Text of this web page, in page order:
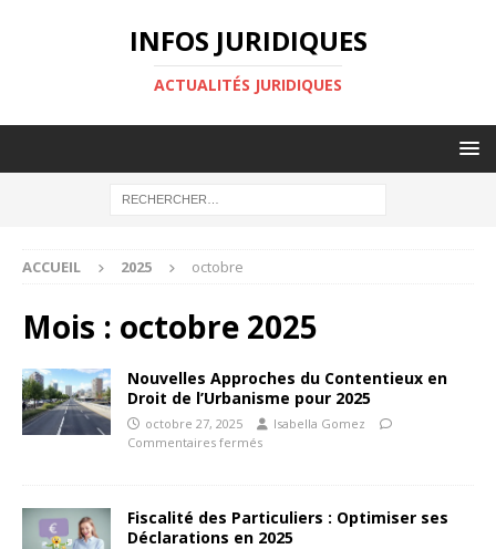
INFOS JURIDIQUES
ACTUALITÉS JURIDIQUES
ACCUEIL 2025 octobre
Mois : octobre 2025
Nouvelles Approches du Contentieux en
Droit de l’Urbanisme pour 2025
octobre 27, 2025
Isabella Gomez
Commentaires fermés
Fiscalité des Particuliers : Optimiser ses
Déclarations en 2025